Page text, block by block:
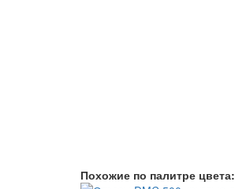
Похожие по палитре цвета: